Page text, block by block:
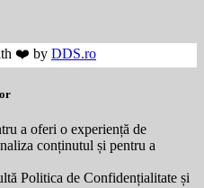
❤️ by DDS.ro
a oferi o experiență de
conținutul și pentru a
Politica de Confidențialitate și